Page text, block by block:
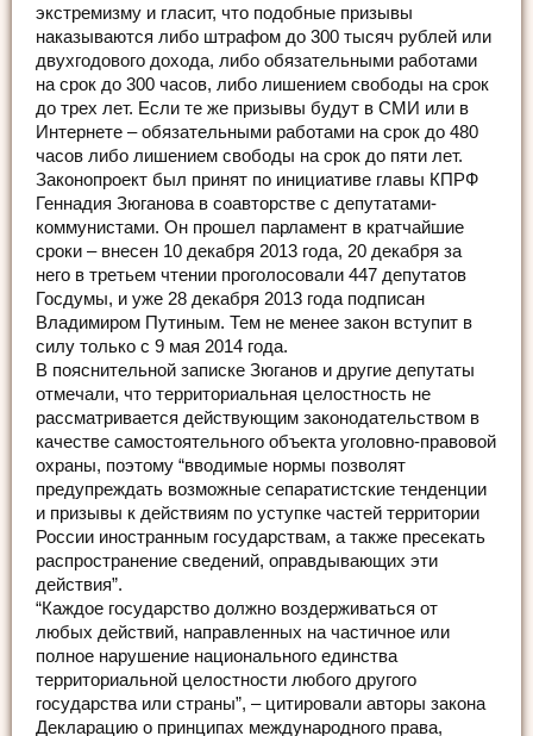
экстремизму и гласит, что подобные призывы
наказываются либо штрафом до 300 тысяч рублей или
двухгодового дохода, либо обязательными работами
на срок до 300 часов, либо лишением свободы на срок
до трех лет. Если те же призывы будут в СМИ или в
Интернете – обязательными работами на срок до 480
часов либо лишением свободы на срок до пяти лет.
Законопроект был принят по инициативе главы КПРФ
Геннадия Зюганова в соавторстве с депутатами-
коммунистами. Он прошел парламент в кратчайшие
сроки – внесен 10 декабря 2013 года, 20 декабря за
него в третьем чтении проголосовали 447 депутатов
Госдумы, и уже 28 декабря 2013 года подписан
Владимиром Путиным. Тем не менее закон вступит в
силу только с 9 мая 2014 года.
В пояснительной записке Зюганов и другие депутаты
отмечали, что территориальная целостность не
рассматривается действующим законодательством в
качестве самостоятельного объекта уголовно-правовой
охраны, поэтому “вводимые нормы позволят
предупреждать возможные сепаратистские тенденции
и призывы к действиям по уступке частей территории
России иностранным государствам, а также пресекать
распространение сведений, оправдывающих эти
действия”.
“Каждое государство должно воздерживаться от
любых действий, направленных на частичное или
полное нарушение национального единства
территориальной целостности любого другого
государства или страны”, – цитировали авторы закона
Декларацию о принципах международного права,